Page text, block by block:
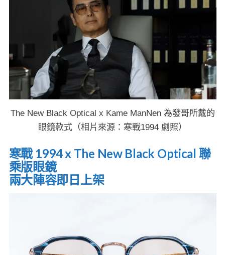
The New Black Optical x Kame ManNen 為發哥所戴的
眼鏡款式（相片來源：寒戰1994 劇照）
寒戰 1994 x The New Black Optical 聯
乘版眼鏡
兩大陣容即日上架